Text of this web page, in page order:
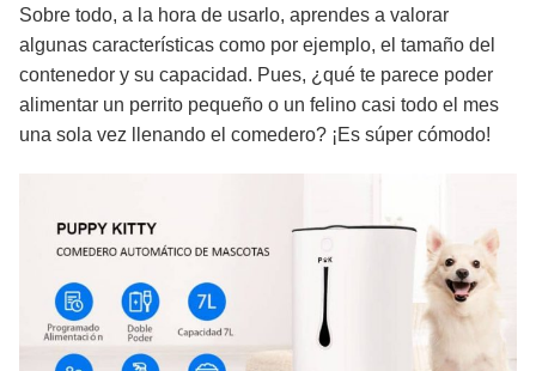
Sobre todo, a la hora de usarlo, aprendes a valorar
algunas características como por ejemplo, el tamaño del
contenedor y su capacidad. Pues, ¿qué te parece poder
alimentar un perrito pequeño o un felino casi todo el mes
una sola vez llenando el comedero? ¡Es súper cómodo!